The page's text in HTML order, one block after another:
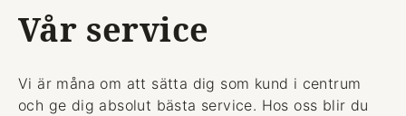
Vår service
Vi är måna om att sätta dig som kund i centrum
och ge dig absolut bästa service. Hos oss blir du